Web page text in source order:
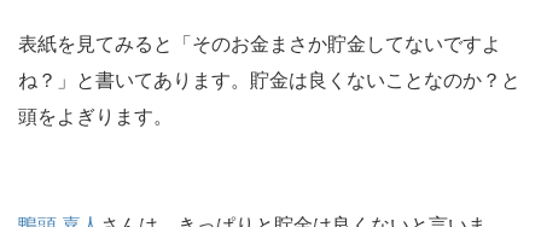
表紙を見てみると「そのお金まさか貯金してないですよ
ね？」と書いてあります。貯金は良くないことなのか？と
頭をよぎります。